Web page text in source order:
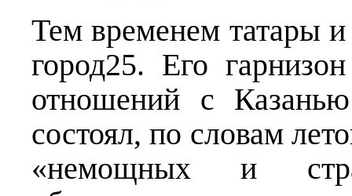
Тем временем татары и
город25. Его
отношений с
состоял, по словам
«немощных и